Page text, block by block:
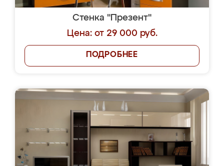
Стенка "Презент"
Цена: от 29 000 руб.
ПОДРОБНЕЕ